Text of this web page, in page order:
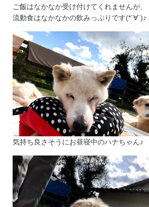
ご飯はなかなか受け付けてくれませんが、
流動食はなかなかの飲みっぷりです(*´∀`)♪
気持ち良さそうにお昼寝中のハナちゃん♪